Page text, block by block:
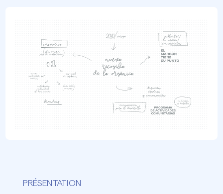
PRÉSENTATION